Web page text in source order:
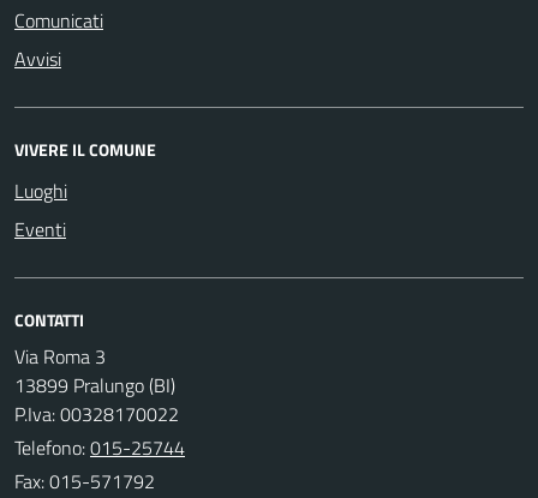
Comunicati
Avvisi
VIVERE IL COMUNE
Luoghi
Eventi
CONTATTI
Via Roma 3
13899 Pralungo (BI)
P.Iva: 00328170022
Telefono:015-25744
Fax: 015-571792